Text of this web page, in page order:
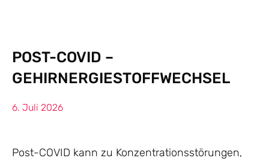
POST-COVID –
GEHIRNERGIESTOFFWECHSEL
6. Juli 2026
Post-COVID kann zu Konzentrationsstörungen,